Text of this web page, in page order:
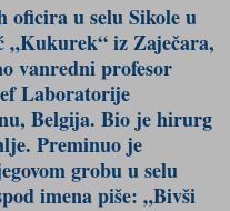
oficira u selu Sikole u
iz Zaječara,
vanredni profesor
Laboratorije
Belgija. Bio je hirurg
Preminuo je
grobu u selu
imena piše: „Bivši